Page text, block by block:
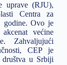
uprave (RJU),
Centra za
godine. Ovo je
većine
Zahvaljujući
CEP je
društva u Srbiji